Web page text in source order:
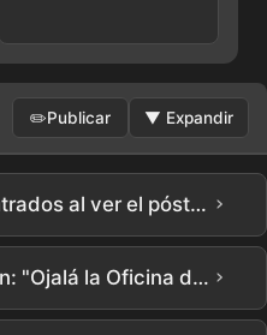
✏️Publicar ▼ Expandir
Detalles extraños encontrados al ver el póster de The East Palace en Netflix #TikTokAmbassador #동궁 #theeastpalace #netflixkr #넷플릭스 ›
Director Hong Jong-chan: "Ojalá la Oficina de Protección de los Derechos del Profesorado existiera en la realidad" | Netflix [Chamgyoyuk] Presentación de Producción | Teach You a Lesson | Netflix ›